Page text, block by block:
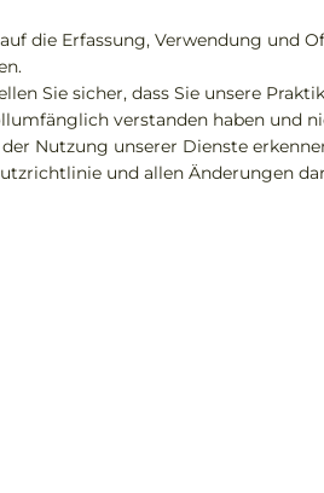
die Erfassung, Verwendung und
Sie sicher, dass Sie unsere
verstanden haben und
Nutzung unserer Dienste
und allen Änderungen